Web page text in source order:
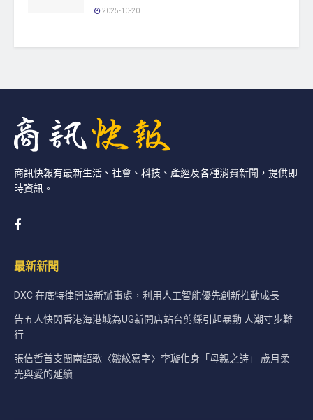
2025-10-20
商訊快報有最新生活、社會、科技、產經及各種消費新聞，提供即
時資訊。
最新新聞
DXC 在底特律開設新辦事處，利用人工智能優先創新推動成長
告五人快閃香港海港城為UG新開店站台剪綵引起暴動 人潮寸步難
行
張信哲首支閩南語歌〈皺紋寫字〉李璇化身「母親之詩」 歲月柔
光與愛的延續